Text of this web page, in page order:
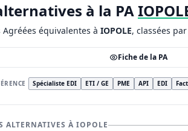
à la PA
Agréées équivalentes à IOPOLE, classées
Fiche de la PA
Spécialiste EDI ETI / GE PME API EDI
ALTERNATIVES À IOPOLE